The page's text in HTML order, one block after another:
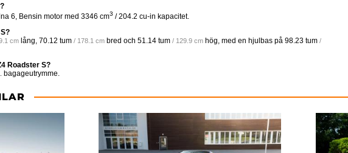
6, Bensin motor med 3346 cm3 / 204.2 cu-in kapacitet.
cm lång, 70.12 tum / 178.1 cm bred och 51.14 tum / 129.9 cm hög, med en hjulbas på 98.23 tum /
Roadster S?
bagageutrymme.